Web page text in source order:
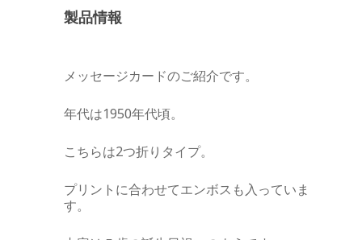
製品情報
メッセージカードのご紹介です。
年代は1950年代頃。
こちらは2つ折りタイプ。
プリントに合わせてエンボスも入っていま
す。